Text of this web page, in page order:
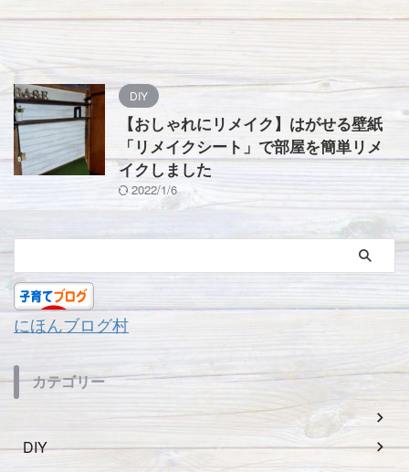
DIY
【おしゃれにリメイク】はがせる壁紙
「リメイクシート」で部屋を簡単リメ
イクしました
2022/1/6
にほんブログ村
カテゴリー
DIY